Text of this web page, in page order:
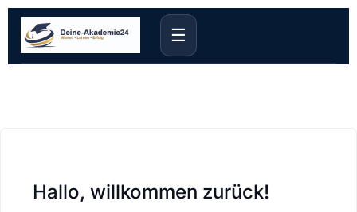
☰
Hallo, willkommen zurück!